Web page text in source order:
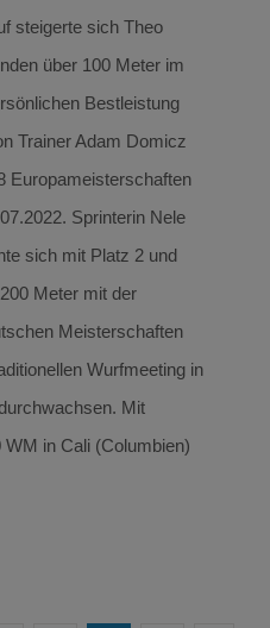
steigerte sich Theo
über 100 Meter im
Bestleistung
Trainer Adam Domicz
Europameisterschaften
Sprinterin Nele
sich mit Platz 2 und
Meter mit der
Meisterschaften
Wurfmeeting in
Mit
in Cali (Columbien)